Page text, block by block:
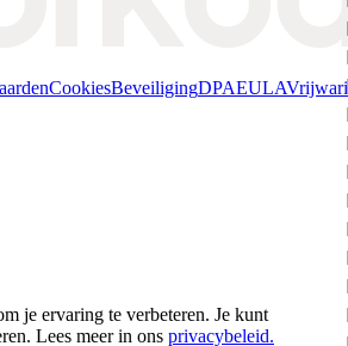
CookiesBeveiligingDPAEULA
je ervaring te verbeteren. Je kunt
Lees meer in ons privacybeleid.